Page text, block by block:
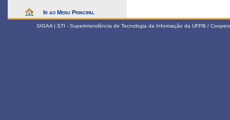
Ir ao Menu Principal
SIGAA | STI - Superintendência de Tecnologia da Informação da UFPB /